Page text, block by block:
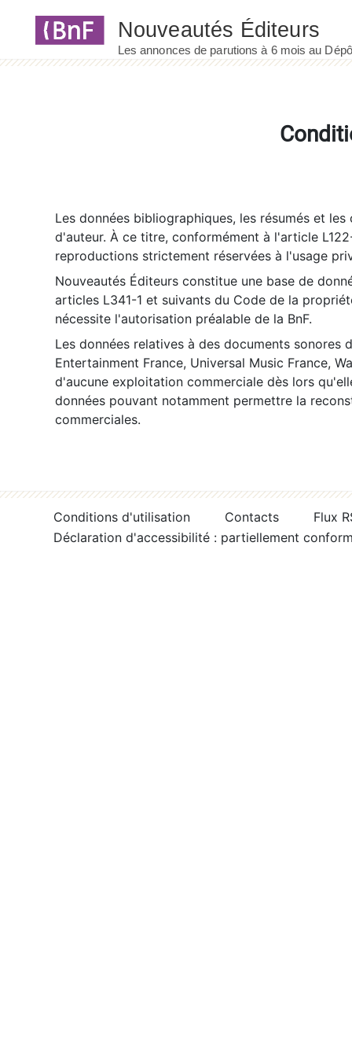
Les données bibliographiques, les résumés et
d'auteur. À ce titre, conformément à l'article
reproductions strictement réservées à l'usage
Nouveautés Éditeurs constitue une base de
articles L341-1 et suivants du Code de la
nécessite l'autorisation préalable de la BnF.
Les données relatives à des documents sonores
Entertainment France, Universal Music France,
d'aucune exploitation commerciale dès lors
données pouvant notamment permettre la
commerciales.
Conditions d'utilisation Contacts
Flux
Déclaration d'accessibilité : partiellement